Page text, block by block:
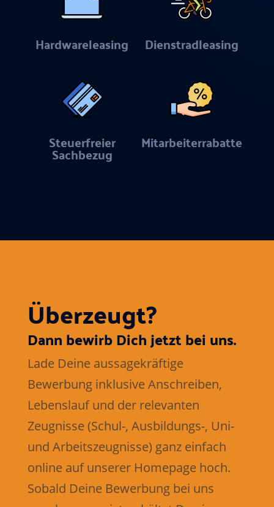
Hardwareleasing Dienstradleasing
Steuerfreier
Sachbezug
Mitarbeiterrabatte
Überzeugt?
Dann bewirb Dich jetzt bei uns.
Lade Deine aussagekräftige
Bewerbung inklusive Anschreiben,
Lebenslauf und der relevanten
Zeugnisse (Schul-, Ausbildungs-, Uni-
und Arbeitszeugnisse) ganz einfach
online auf unserer Homepage hoch.
Sobald Deine Bewerbung ​bei uns